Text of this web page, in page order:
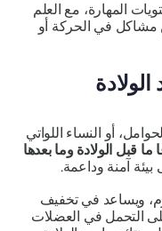
المهارة، مع العلم
في الحركة أو
أو النساء اللواتي
ما قبل الولادة وما بعدها
آمنة وداعمة.
ويساعد في تخفيف
التحمل في العضلات